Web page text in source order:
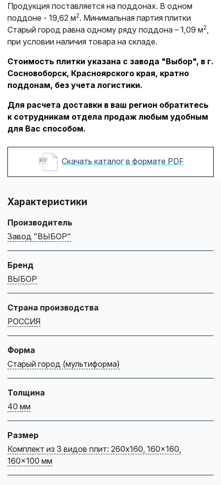
Продукция поставляется на поддонах. В одном
поддоне - 19,62 м2. Минимальная партия плитки
Старый город равна одному ряду поддона – 1,09 м2
при условии наличия товара на складе.
Стоимость плитки указана с завода "Выбор", в г.
Сосновоборск, Красноярского края, кратно
поддонам, без учета логистики.
Для расчета доставки в ваш регион обратитесь
к сотрудникам отдела продаж любым удобным
для Вас способом.
Скачать каталог в формате PDF
Характеристики
Производитель
Завод "ВЫБОР"
Бренд
ВЫБОР
Страна производства
РОССИЯ
Форма
Старый город (мультиформа)
Толщина
40 мм
Размер
Комплект из 3 видов плит: 260x160, 160x160,
160x100 мм